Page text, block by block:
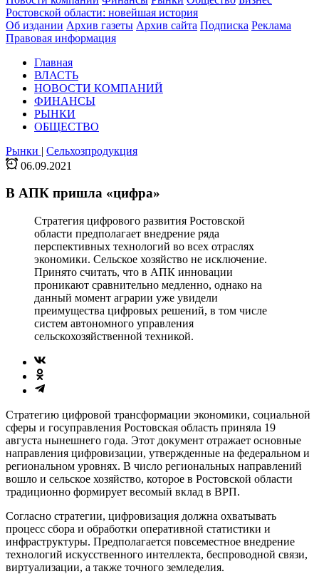
Ростовской области: новейшая история
Об издании Архив газеты Архив сайта Подписка Реклама
Правовая информация
Главная
ВЛАСТЬ
НОВОСТИ КОМПАНИЙ
ФИНАНСЫ
РЫНКИ
ОБЩЕСТВО
Рынки | Сельхозпродукция
06.09.2021
В АПК пришла «цифра»
Стратегия цифрового развития Ростовской
области предполагает внедрение ряда
перспективных технологий во всех отраслях
экономики. Сельское хозяйство не исключение.
Принято считать, что в АПК инновации
проникают сравнительно медленно, однако на
данный момент аграрии уже увидели
преимущества цифровых решений, в том числе
систем автономного управления
сельскохозяйственной техникой.
Стратегию цифровой трансформации экономики, социальной
сферы и госуправления Ростовская область приняла 19
августа нынешнего года. Этот документ отражает основные
направления цифровизации, утвержденные на федеральном и
региональном уровнях. В число региональных направлений
вошло и сельское хозяйство, которое в Ростовской области
традиционно формирует весомый вклад в ВРП.
Согласно стратегии, цифровизация должна охватывать
процесс сбора и обработки оперативной статистики и
инфраструктуры. Предполагается повсеместное внедрение
технологий искусственного интеллекта, беспроводной связи,
виртуализации, а также точного земледелия.